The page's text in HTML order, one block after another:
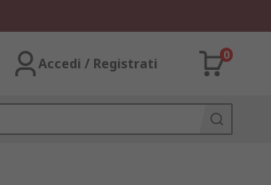
Accedi / Registrati
0